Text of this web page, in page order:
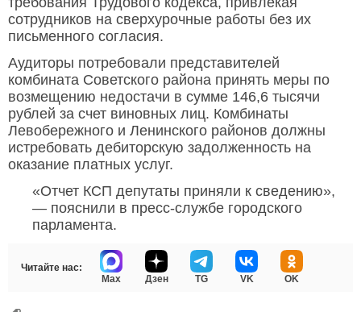
сотрудников на сверхурочные работы без их
письменного согласия.
Аудиторы потребовали представителей
комбината Советского района принять меры по
возмещению недостачи в сумме 146,6 тысячи
рублей за счет виновных лиц. Комбинаты
Левобережного и Ленинского районов должны
истребовать дебиторскую задолженность на
оказание платных услуг.
«Отчет КСП депутаты приняли к сведению»,
— пояснили в пресс-службе городского
парламента.
Читайте нас:
Max
Дзен TG VK OK